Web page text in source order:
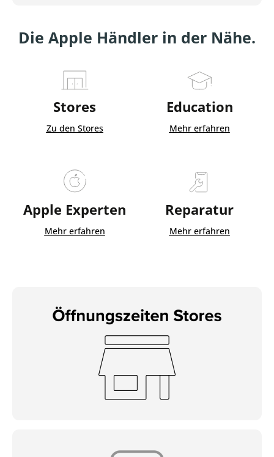
Die Apple Händler in der Nähe.
Stores
Zu den Stores
Education
Mehr erfahren
Apple Experten
Mehr erfahren
Reparatur
Mehr erfahren